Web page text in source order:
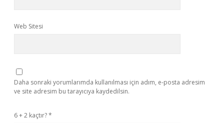
Web Sitesi
Daha sonraki yorumlarımda kullanılması için adım, e-posta adresim
ve site adresim bu tarayıcıya kaydedilsin.
6 + 2 kaçtır?*